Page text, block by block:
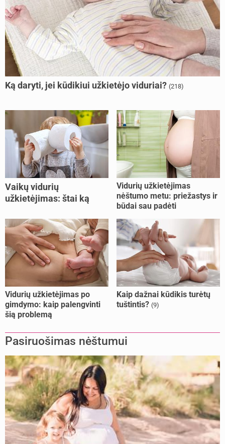
Ką daryti, jei kūdikiui užkietėjo viduriai? (218)
Vaikų vidurių
užkietėjimas: štai ką
Vidurių užkietėjimas
nėštumo metu: priežastys ir
būdai sau padėti
Vidurių užkietėjimas po
gimdymo: kaip palengvinti
šią problemą
Kaip dažnai kūdikis turėtų
tuštintis? (9)
Pasiruošimas nėštumui